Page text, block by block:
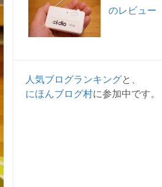
のレビュー
人気ブログランキングと、
にほんブログ村に参加中です。